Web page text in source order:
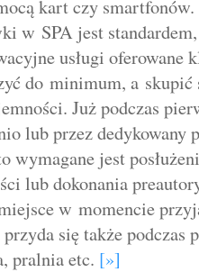
kart czy
w SPA jest
usługi oferowane
do minimum, a
Już podczas
lub przez dedykowany
wymagane jest
lub dokonania
w momencie
się także podczas
pralnia etc. [»]